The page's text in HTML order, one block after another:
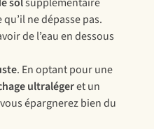
ne dépasse pas.
de l’eau en dessous
. En optant pour une
ultralégeret un
épargnerez bien du